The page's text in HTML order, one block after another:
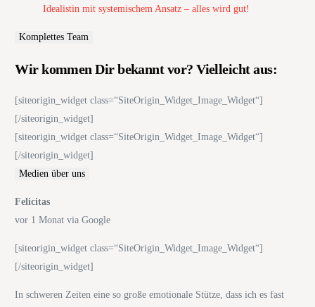
Idealistin mit systemischem Ansatz – alles wird gut!
Komplettes Team
Wir kommen Dir bekannt vor? Vielleicht aus:
[siteorigin_widget class=“SiteOrigin_Widget_Image_Widget“]
[/siteorigin_widget]
[siteorigin_widget class=“SiteOrigin_Widget_Image_Widget“]
[/siteorigin_widget]
Medien über uns
Felicitas
vor 1 Monat via Google
[siteorigin_widget class=“SiteOrigin_Widget_Image_Widget“]
[/siteorigin_widget]
In schweren Zeiten eine so große emotionale Stütze, dass ich es fast